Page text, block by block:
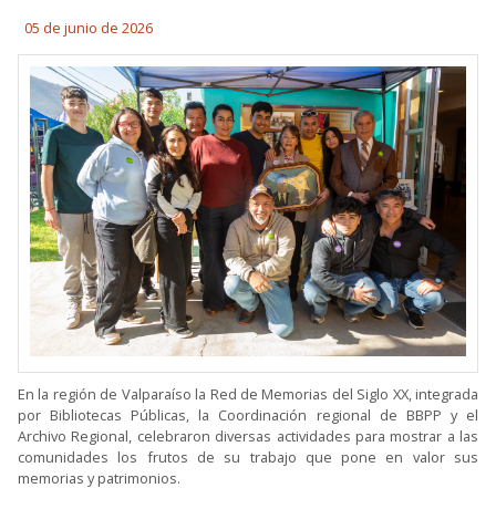
05 de junio de 2026
En la región de Valparaíso la Red de Memorias del Siglo XX, integrada
por Bibliotecas Públicas, la Coordinación regional de BBPP y el
Archivo Regional, celebraron diversas actividades para mostrar a las
comunidades los frutos de su trabajo que pone en valor sus
memorias y patrimonios.